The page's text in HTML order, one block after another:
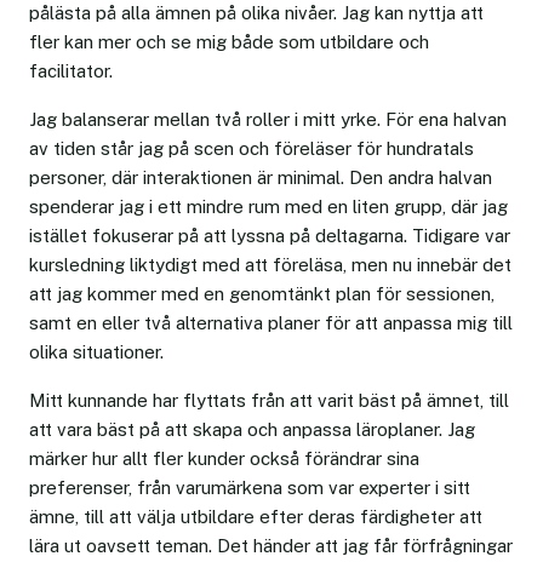
pålästa på alla ämnen på olika nivåer. Jag kan nyttja att
fler kan mer och se mig både som utbildare och
facilitator.
Jag balanserar mellan två roller i mitt yrke. För ena halvan
av tiden står jag på scen och föreläser för hundratals
personer, där interaktionen är minimal. Den andra halvan
spenderar jag i ett mindre rum med en liten grupp, där jag
istället fokuserar på att lyssna på deltagarna. Tidigare var
kursledning liktydigt med att föreläsa, men nu innebär det
att jag kommer med en genomtänkt plan för sessionen,
samt en eller två alternativa planer för att anpassa mig till
olika situationer.
Mitt kunnande har flyttats från att varit bäst på ämnet, till
att vara bäst på att skapa och anpassa läroplaner. Jag
märker hur allt fler kunder också förändrar sina
preferenser, från varumärkena som var experter i sitt
ämne, till att välja utbildare efter deras färdigheter att
lära ut oavsett teman. Det händer att jag får förfrågningar